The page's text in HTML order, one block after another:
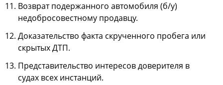
Возврат подержанного автомобиля (б/у)
недобросовестному продавцу.
Доказательство факта скрученного пробега или
скрытых ДТП.
Представительство интересов доверителя в
судах всех инстанций.